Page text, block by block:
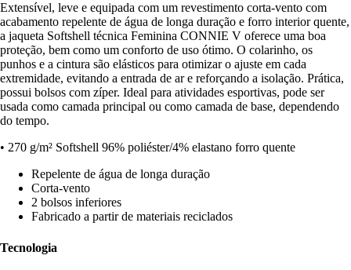
Extensível, leve e equipada com um revestimento corta-vento com
acabamento repelente de água de longa duração e forro interior quente,
a jaqueta Softshell técnica Feminina CONNIE V oferece uma boa
proteção, bem como um conforto de uso ótimo. O colarinho, os
punhos e a cintura são elásticos para otimizar o ajuste em cada
extremidade, evitando a entrada de ar e reforçando a isolação. Prática,
possui bolsos com zíper. Ideal para atividades esportivas, pode ser
usada como camada principal ou como camada de base, dependendo
do tempo.
• 270 g/m² Softshell 96% poliéster/4% elastano forro quente
Repelente de água de longa duração
Corta-vento
2 bolsos inferiores
Fabricado a partir de materiais reciclados
Tecnologia